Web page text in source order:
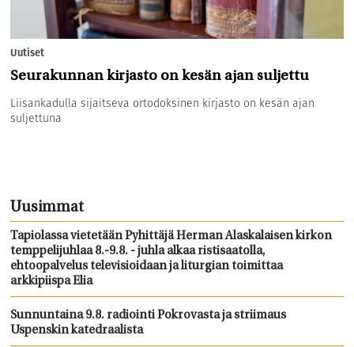
Uutiset
Seurakunnan kirjasto on kesän ajan suljettu
Liisankadulla sijaitseva ortodoksinen kirjasto on kesän ajan
suljettuna
Uusimmat
Tapiolassa vietetään Pyhittäjä Herman Alaskalaisen kirkon
temppelijuhlaa 8.-9.8. - juhla alkaa ristisaatolla,
ehtoopalvelus televisioidaan ja liturgian toimittaa
arkkipiispa Elia
Sunnuntaina 9.8. radiointi Pokrovasta ja striimaus
Uspenskin katedraalista